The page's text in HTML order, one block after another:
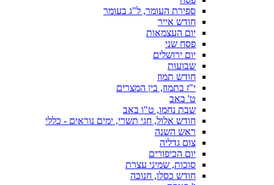
ספירת העומר, ל"ג בעומר
חודש אייר
יום העצמאות
פסח שני
יום ירושלים
שבועות
חודש תמוז
י"ז בתמוז, בין המצרים
ט' באב
שבת נחמו, ט"ו באב
חודש אלול, חגי תשרי, ימים נוראים - כללי
ראש השנה
צום גדליה
יום הכיפורים
סוכות, שמיני עצרת
חודש כסלו, חנוכה